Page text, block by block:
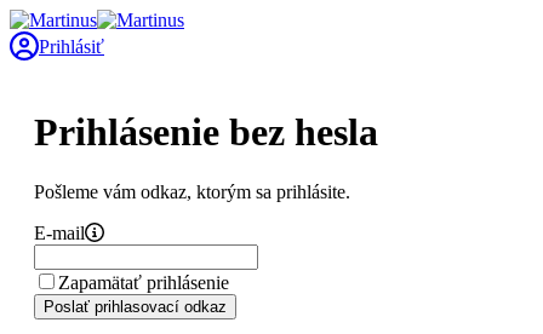
Prihlásiť
Prihlásenie bez hesla
Pošleme vám odkaz, ktorým sa prihlásite.
E-mail
Zapamätať prihlásenie
Poslať prihlasovací odkaz